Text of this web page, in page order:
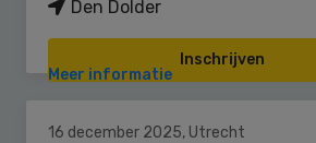
Den Dolder
Inschrijven
Meer informatie
16 december 2025, Utrecht